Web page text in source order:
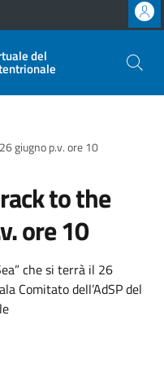
del
giugno p.v. ore 10
to the
ore 10
che si terrà il 26
Comitato dell’AdSP del